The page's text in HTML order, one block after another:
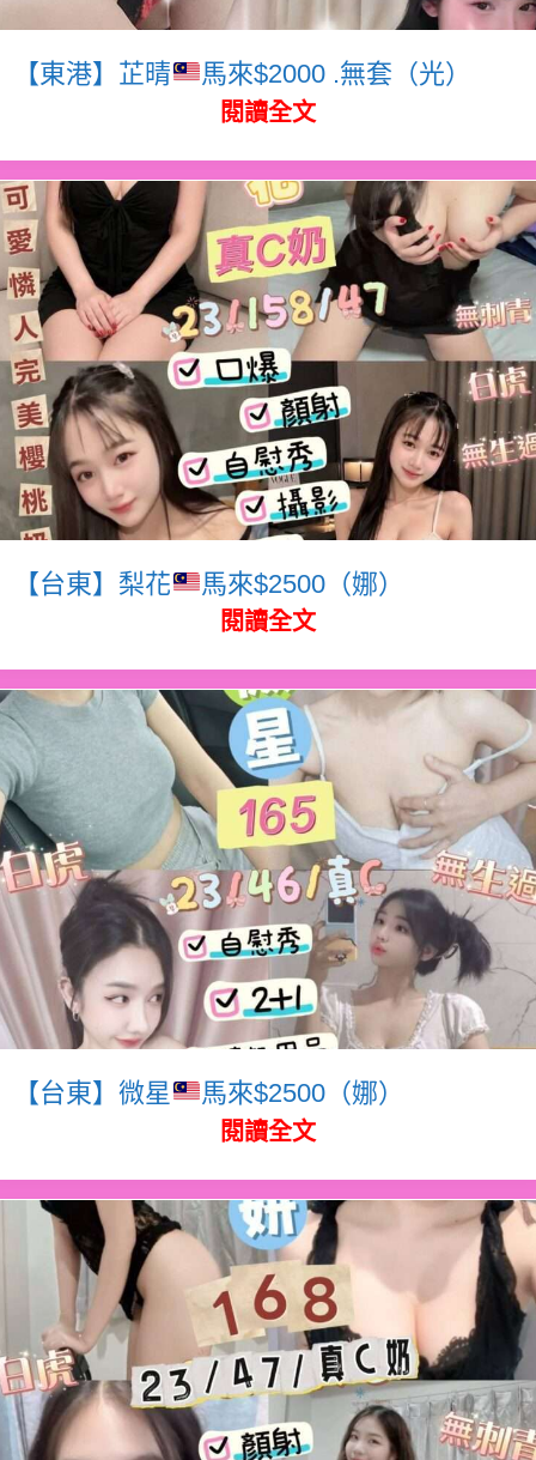
【東港】芷晴 馬來$2000 .無套（光）
閱讀全文
【台東】梨花 馬來$2500（娜）
閱讀全文
【台東】微星 馬來$2500（娜）
閱讀全文